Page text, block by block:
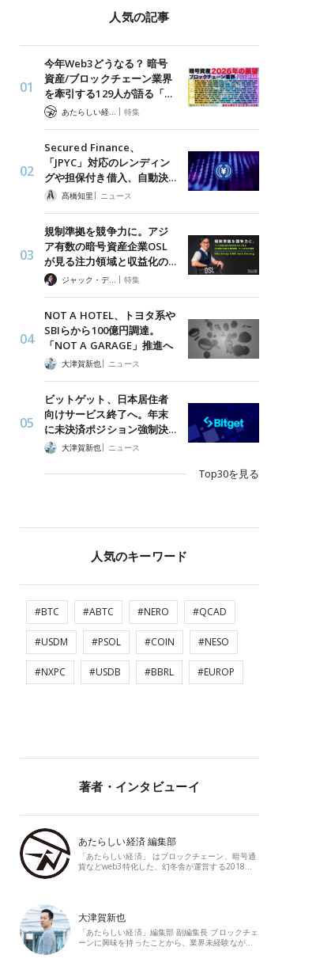
人気の記事
今年Web3どうなる？ 暗号
資産/ブロックチェーン業界
を牽引する129人が語る「…
| 特集
Secured Finance、
「JPYC」対応のレンディン
グや担保付き借入、自動決…
髙橋知里 | ニュース
規制準拠を競争力に。アジ
ア有数の暗号資産企業OSL
が見る注力領域と収益化の…
ジャック・デロン（Jack Derong） | 特集
NOT A HOTEL、トヨタ系や
SBIらから100億円調達。
「NOT A GARAGE」推進へ
大津賀新也| ニュース
ビットゲット、日本居住者
向けサービス終了へ。年末
に未決済ポジション強制決…
大津賀新也| ニュース
Top30を見る
人気のキーワード
#BTC #ABTC #NERO #QCAD
#USDM #PSOL #COIN #NESO
#NXPC #USDB #BBRL #EUROP
著者・インタビューイ
あたらしい経済 編集部
「あたらしい経済」 はブロックチェーン、暗号通
貨などweb3特化した、幻冬舎が運営する2018…
大津賀新也
「あたらしい経済」編集部 副編集長 ブロックチェ
ーンに興味を持ったことから、業界未経験なが…